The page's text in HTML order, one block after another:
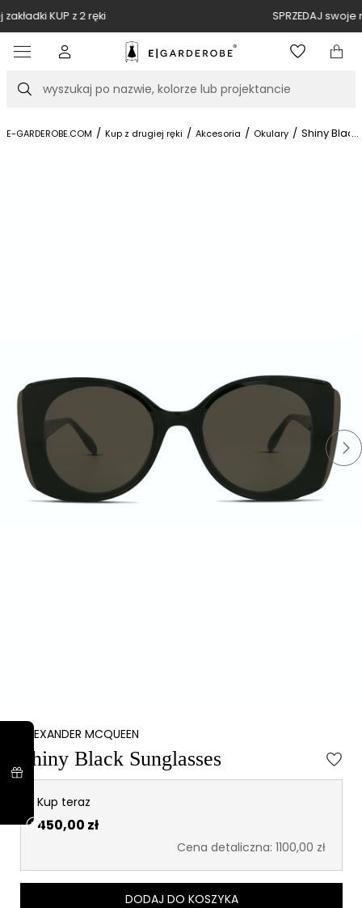
SPRZEDAJ swoje markowe rzeczy u nas
Szukaj
E-GARDEROBE.COM / Kup z drugiej ręki / Akcesoria / Okulary / Shiny ...
ALEXANDER MCQUEEN
Shiny Black Sunglasses
Kup teraz
450,00 zł
Cena detaliczna: 1100,00 zł
DODAJ DO KOSZYKA